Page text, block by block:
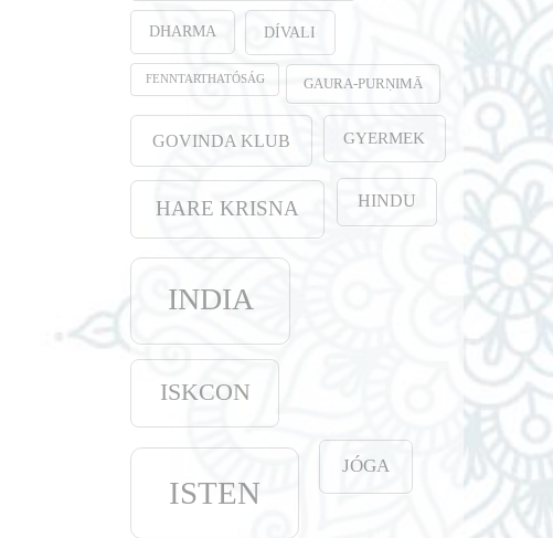
DHARMA DÍVALI
FENNTARTHATÓSÁG GAURA-PURṆIMĀ
GOVINDA KLUB GYERMEK
HARE KRISNA HINDU
INDIA
ISKCON
ISTEN
JÓGA